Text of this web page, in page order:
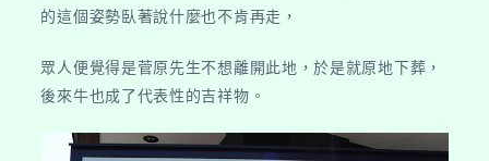
的這個姿勢臥著說什麼也不肯再走，
眾人便覺得是菅原先生不想離開此地，於是就原地下葬，
後來牛也成了代表性的吉祥物。